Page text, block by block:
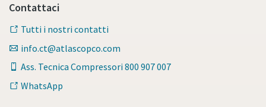
Tutto ciò che devi sapere sul tuo processo di
trasporto pneumatico
Scopri come creare un processo di trasporto pneumatico
più efficiente.
Contattaci
Tutti i nostri contatti
info.ct@atlascopco.com
Ass. Tecnica Compressori 800 907 007
WhatsApp